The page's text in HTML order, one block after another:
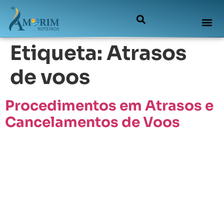
Etiqueta:Atrasos
de voos
Procedimentos em Atrasos e
Cancelamentos de Voos